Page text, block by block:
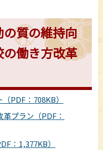
の質の維持向
働き方改革
PDF：708KB）
プラン（PDF：
：1,377KB）